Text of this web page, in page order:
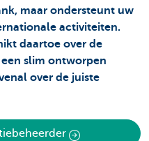
maar ondersteunt uw
activiteiten.
daartoe over de
slim ontworpen
over de juiste